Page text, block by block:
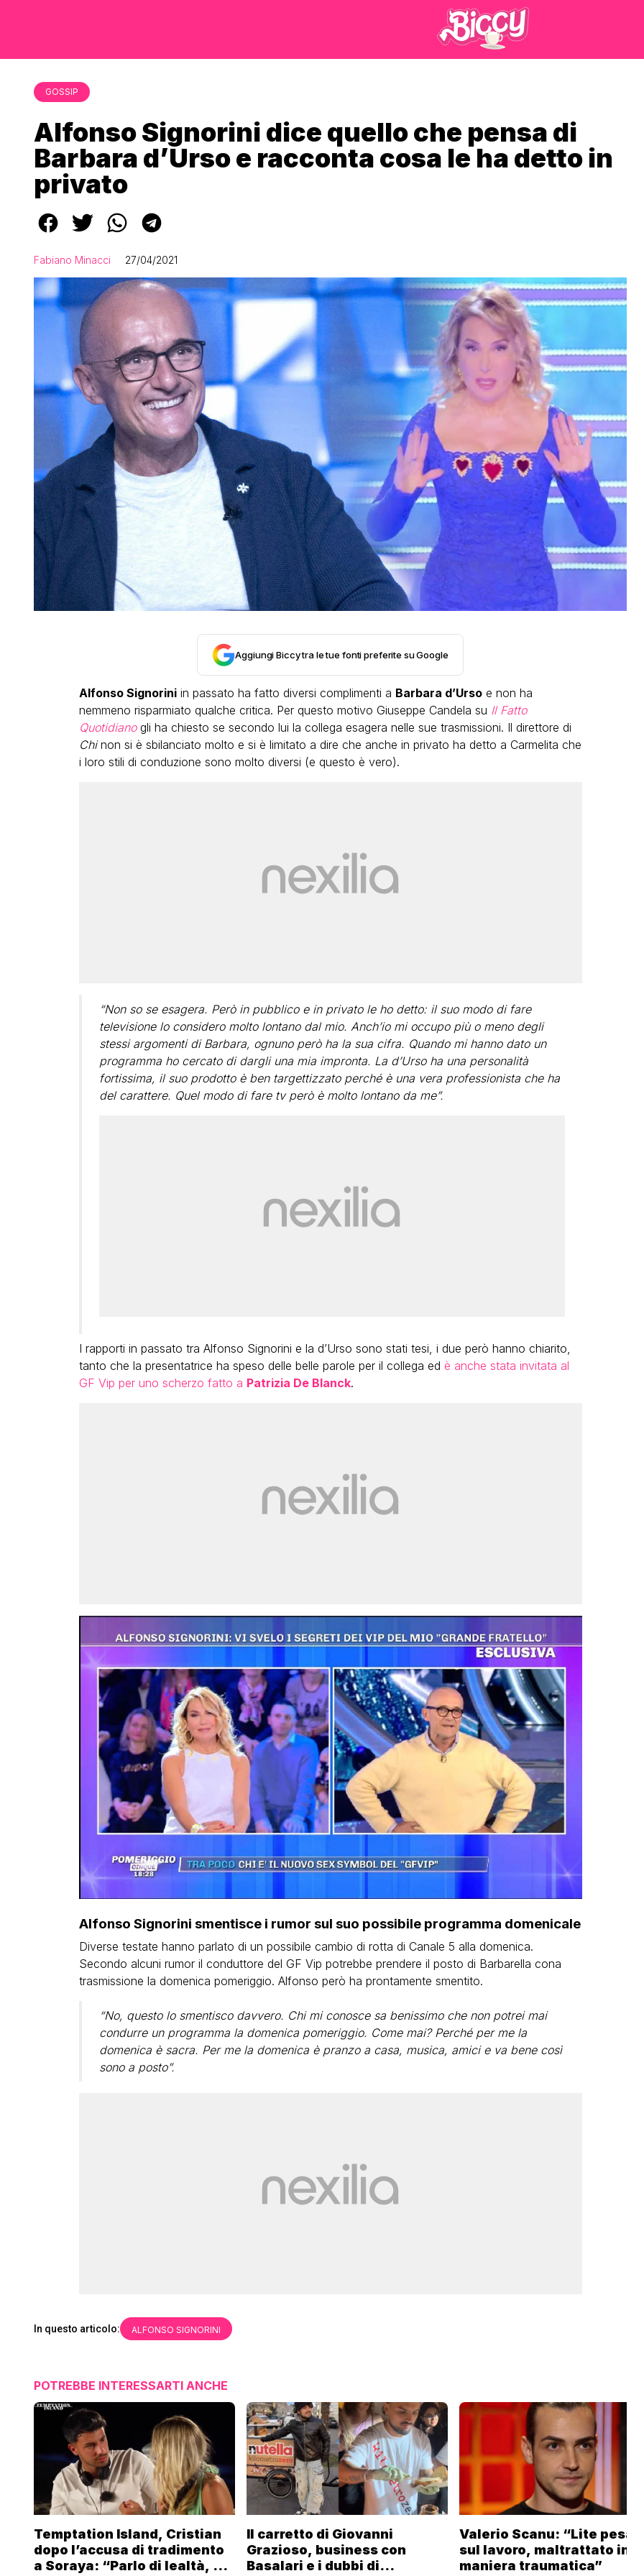
GOSSIP
Alfonso Signorini dice quello che pensa di
Barbara d’Urso e racconta cosa le ha detto in
privato
Fabiano Minacci 27/04/2021
Aggiungi Biccy tra le tue fonti preferite su Google
Alfonso Signoriniin passato ha fatto diversi complimenti a Barbara d’Ursoe non ha
nemmeno risparmiato qualche critica. Per questo motivo Giuseppe Candela su Il Fatto
Quotidianogli ha chiesto se secondo lui la collega esagera nelle sue trasmissioni. Il direttore di
Chinon si è sbilanciato molto e si è limitato a dire che anche in privato ha detto a Carmelita che
i loro stili di conduzione sono molto diversi (e questo è vero).
“Non so se esagera. Però in pubblico e in privato le ho detto: il suo modo di fare
televisione lo considero molto lontano dal mio. Anch’io mi occupo più o meno degli
stessi argomenti di Barbara, ognuno però ha la sua cifra. Quando mi hanno dato un
programma ho cercato di dargli una mia impronta. La d’Urso ha una personalità
fortissima, il suo prodotto è ben targettizzato perché è una vera professionista che ha
del carattere. Quel modo di fare tv però è molto lontano da me”.
I rapporti in passato tra Alfonso Signorini e la d’Urso sono stati tesi, i due però hanno chiarito,
tanto che la presentatrice ha speso delle belle parole per il collega ed è anche stata invitata al
GF Vip per uno scherzo fatto a Patrizia De Blanck.
Alfonso Signorini smentisce i rumor sul suo possibile programma domenicale
Diverse testate hanno parlato di un possibile cambio di rotta di Canale 5 alla domenica.
Secondo alcuni rumor il conduttore del GF Vip potrebbe prendere il posto di Barbarella cona
trasmissione la domenica pomeriggio. Alfonso però ha prontamente smentito.
“No, questo lo smentisco davvero. Chi mi conosce sa benissimo che non potrei mai
condurre un programma la domenica pomeriggio. Come mai? Perché per me la
domenica è sacra. Per me la domenica è pranzo a casa, musica, amici e va bene così
sono a posto”.
In questo articolo: ALFONSO SIGNORINI
POTREBBE INTERESSARTI ANCHE
Temptation Island, Cristian
dopo l’accusa di tradimento
a Soraya: “Parlo di lealtà, ma
Il carretto di Giovanni
Grazioso, business con
Basalari e i dubbi di
Valerio Scanu: “Lite
sul lavoro, maltrattato in
maniera traumatica”